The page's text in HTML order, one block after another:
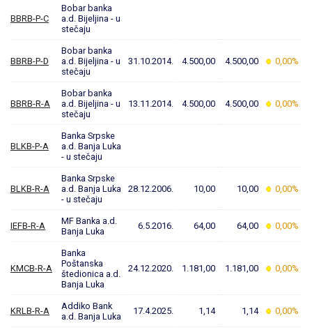
BBRB-P-C
Bobar banka
a.d. Bijeljina - u
stečaju
BBRB-P-D
Bobar banka
a.d. Bijeljina - u
stečaju
31.10.2014. 4.500,00 4.500,00 0,00%
BBRB-R-A
Bobar banka
a.d. Bijeljina - u
stečaju
13.11.2014. 4.500,00 4.500,00 0,00%
BLKB-P-A
Banka Srpske
a.d. Banja Luka
- u stečaju
BLKB-R-A
Banka Srpske
a.d. Banja Luka
- u stečaju
28.12.2006. 10,00 10,00 0,00%
IEFB-R-A
MF Banka a.d.
Banja Luka
6.5.2016. 64,00 64,00 0,00%
KMCB-R-A
Banka
Poštanska
štedionica a.d.
Banja Luka
24.12.2020. 1.181,00 1.181,00 0,00%
KRLB-R-A
Addiko Bank
a.d. Banja Luka
17.4.2025. 1,14 1,14 0,00%